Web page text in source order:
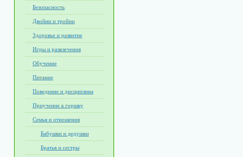
Безопасность
Двойни и тройни
Здоровье и развитие
Игры и развлечения
Обучение
Питание
Поведение и дисциплина
Приучение к горшку
Семья и отношения
Бабушки и дедушки
Братья и сестры